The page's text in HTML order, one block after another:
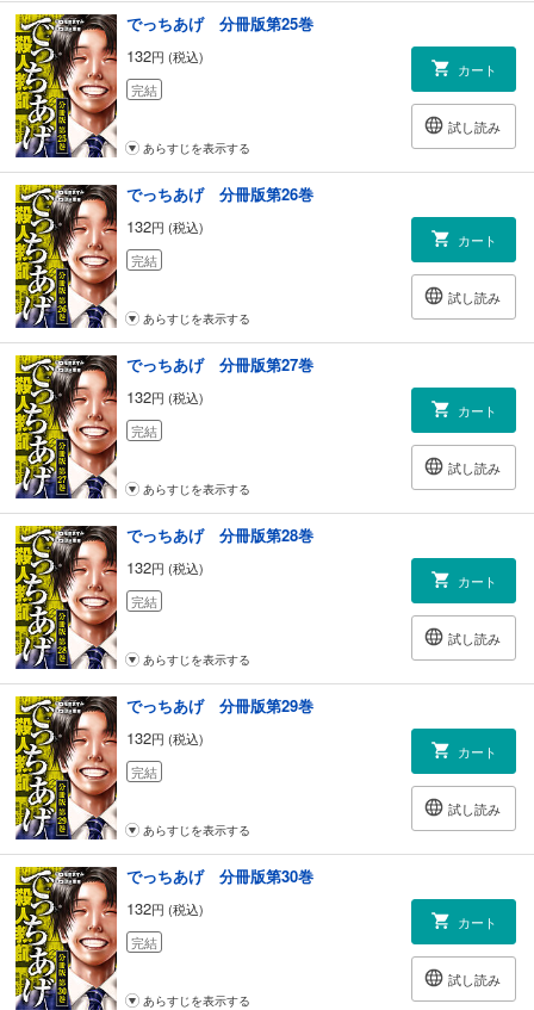
でっちあげ 分冊版第25巻
132円 (税込)
完結
カート
試し読み
あらすじを表示する
でっちあげ 分冊版第26巻
132円 (税込)
完結
カート
試し読み
あらすじを表示する
でっちあげ 分冊版第27巻
132円 (税込)
完結
カート
試し読み
あらすじを表示する
でっちあげ 分冊版第28巻
132円 (税込)
完結
カート
試し読み
あらすじを表示する
でっちあげ 分冊版第29巻
132円 (税込)
完結
カート
試し読み
あらすじを表示する
でっちあげ 分冊版第30巻
132円 (税込)
完結
カート
試し読み
あらすじを表示する